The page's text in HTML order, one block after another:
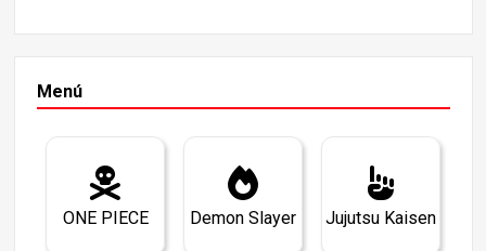
Menú
ONE PIECE Demon Slayer Jujutsu Kaisen